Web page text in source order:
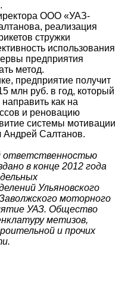
ООО «УАЗ-
реализация
стружки
использования
предприятия
метод.
предприятие получит
млн руб. в год, который
как на
и реновацию
системы мотивации
Андрей Салтанов.
ответственностью
в конце 2012 года
Ульяновского
моторного
УАЗ. Общество
метизов,
и прочих